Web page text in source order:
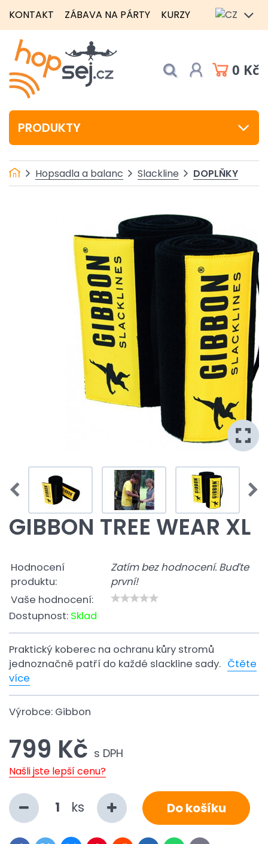
KONTAKT ZÁBAVA NA PÁRTY KURZY
0 Kč
PRODUKTY
Hopsadla a balanc Slackline DOPLŇKY
GIBBON TREE WEAR XL
Hodnocení
produktu:
Zatím bez hodnocení. Buďte
první!
Vaše hodnocení:
Dostupnost: Sklad
Praktický koberec na ochranu kůry stromů
jednoznačně patří do každé slackline sady. Čtěte
více
Výrobce: Gibbon
799 Kč s DPH
Našli jste lepší cenu?
ks Do košíku